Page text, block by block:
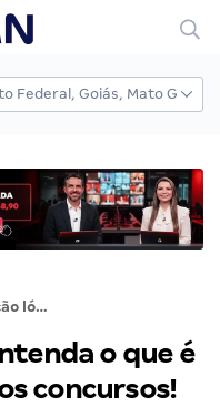
Proposição lógica: entenda o que é e como é cobrada nos concursos!
o que é
concursos!